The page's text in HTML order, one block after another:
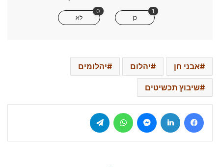
כן
1
לא
0
אבני חן יהלום יהלומים
שיבוץ תכשיטים
Facebook
LinkedIn
Messenger
WhatsApp